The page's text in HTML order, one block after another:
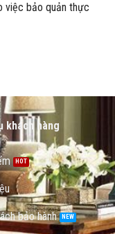
việc bảo quản thực
khách hàng
bảo hành